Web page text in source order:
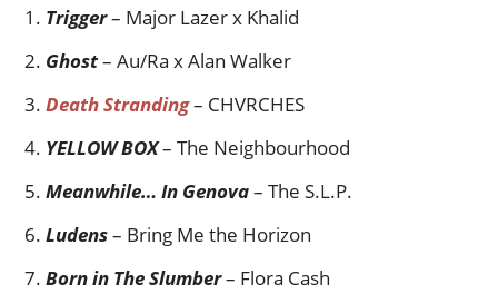
Trigger– Major Lazer x Khalid
Ghost– Au/Ra x Alan Walker
Death Stranding– CHVRCHES
YELLOW BOX– The Neighbourhood
Meanwhile… In Genova– The S.L.P.
Ludens– Bring Me the Horizon
Born in The Slumber– Flora Cash